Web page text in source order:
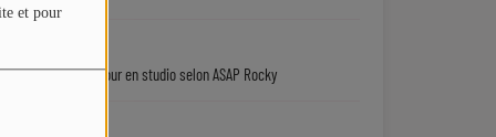
et pour
Rihanna de retour en studio selon ASAP Rocky